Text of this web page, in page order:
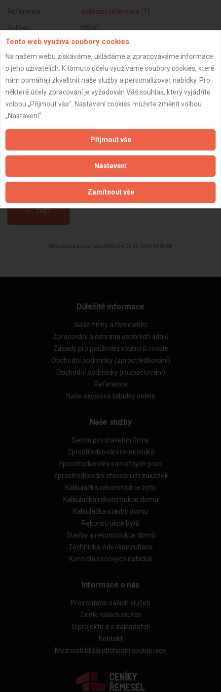
Reference: zobrazit reference (1)
Subjekt: OSVČ
DPH: Neplátce
43 let
Datum registrace: 25.8.2014
Dostupnost:
ZPĚT
Aktualizováno z portálu ARES dne 02.12.2024 14:45:08
Důležité informace
Naše firmy a řemeslníci
Zpracování a ochrana osobních údajů
Zásady pro používání souborů cookie
Obchodní podmínky (zprostředkování)
Obchodní podmínky (rozpočtování)
Reference
Naše excelové tabulky online
Naše služby
Servis pro stavební firmy
Zprostředkování řemeslníků
Zprostředkování samotných prací
Zprostředkování stavebních zakázek
Kalkulačka rekonstrukce bytu
Kalkulačka rekonstrukce domu
Kalkulačka stavby domu
Rekonstrukce bytů
Stavby a rekonstrukce domů
Technická videokonzultace
Kontrola cenových nabídek
Informace o nás
Prezentace našich služeb
Ceník našich služeb
O projektu a o zakladateli
Kontakt
Možnosti bližší obchodní spolupráce
Tento web využívá soubory cookies
Na našem webu získáváme, ukládáme a zpracováváme informace
o jeho uživatelích. K tomuto účelu využíváme soubory cookies, které
nám pomáhají zkvalitnit naše služby a personalizovat nabídky. Pro
některé účely zpracování je vyžadován Váš souhlas, který vyjádříte
volbou „Přijmout vše“. Nastavení cookies můžete změnit volbou
„Nastavení“.
Přijmout vše
Nastavení
Zamítnout vše